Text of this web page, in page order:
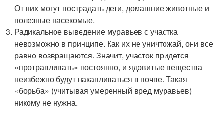
От них могут пострадать дети, домашние животные и
полезные насекомые.
Радикальное выведение муравьев с участка
невозможно в принципе. Как их не уничтожай, они все
равно возвращаются. Значит, участок придется
«протравливать» постоянно, и ядовитые вещества
неизбежно будут накапливаться в почве. Такая
«борьба» (учитывая умеренный вред муравьев)
никому не нужна.